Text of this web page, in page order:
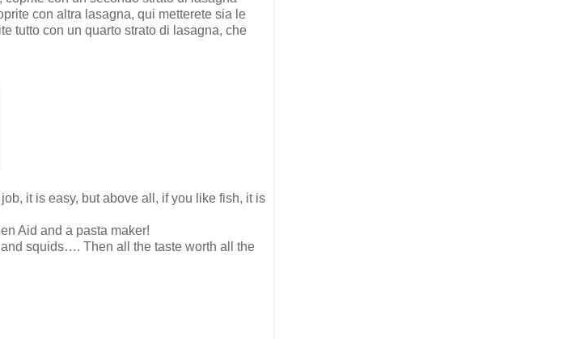
con altra lasagna, qui metterete sia le
tutto con un quarto strato di lasagna, che
it is easy, but above all, if you like fish, it is
Aid and a pasta maker!
squids…. Then all the taste worth all the